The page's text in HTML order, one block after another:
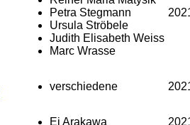
Petra Stegmann
Ursula Ströbele
Judith Elisabeth Weiss
Marc Wrasse
verschiedene
Ei Arakawa